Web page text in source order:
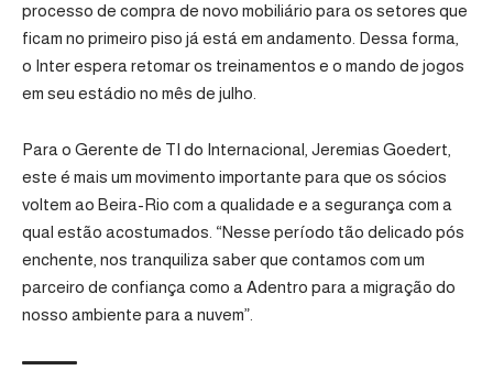
processo de compra de novo mobiliário para os setores que
ficam no primeiro piso já está em andamento. Dessa forma,
o Inter espera retomar os treinamentos e o mando de jogos
em seu estádio no mês de julho.
Para o Gerente de TI do Internacional, Jeremias Goedert,
este é mais um movimento importante para que os sócios
voltem ao Beira-Rio com a qualidade e a segurança com a
qual estão acostumados. “Nesse período tão delicado pós
enchente, nos tranquiliza saber que contamos com um
parceiro de confiança como a Adentro para a migração do
nosso ambiente para a nuvem”.